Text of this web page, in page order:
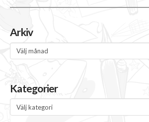
Arkiv
Arkiv
Kategorier
Kategorier